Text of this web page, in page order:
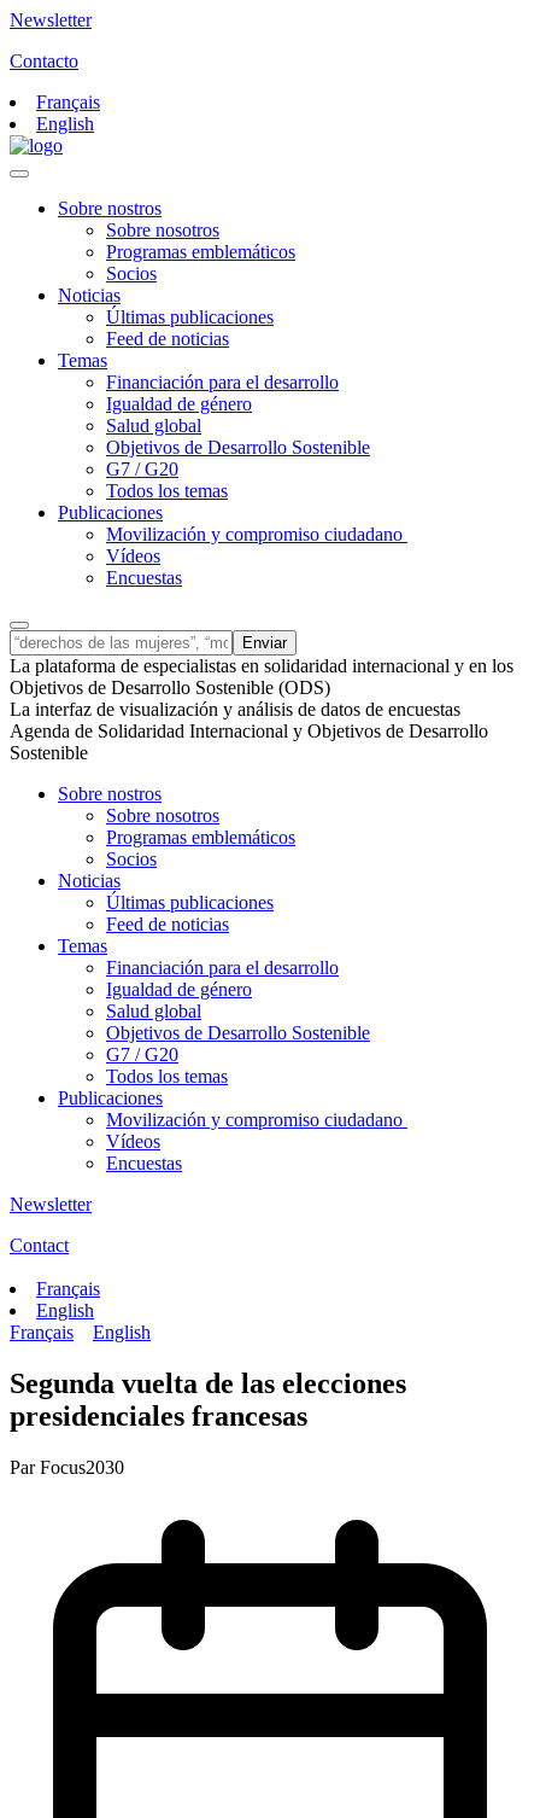
Newsletter
Contacto
Français
English
Sobre nostros
Sobre nosotros
Programas emblemáticos
Socios
Noticias
Últimas publicaciones
Feed de noticias
Temas
Financiación para el desarrollo
Igualdad de género
Salud global
Objetivos de Desarrollo Sostenible
G7 / G20
Todos los temas
Publicaciones
Movilización y compromiso ciudadano
Vídeos
Encuestas
La plataforma de especialistas en solidaridad internacional y en los
Objetivos de Desarrollo Sostenible (ODS)
La interfaz de visualización y análisis de datos de encuestas
Agenda de Solidaridad Internacional y Objetivos de Desarrollo
Sostenible
Sobre nostros
Sobre nosotros
Programas emblemáticos
Socios
Noticias
Últimas publicaciones
Feed de noticias
Temas
Financiación para el desarrollo
Igualdad de género
Salud global
Objetivos de Desarrollo Sostenible
G7 / G20
Todos los temas
Publicaciones
Movilización y compromiso ciudadano
Vídeos
Encuestas
Newsletter
Contact
Français
English
Français
English
Segunda vuelta de las elecciones
presidenciales francesas
ParFocus2030